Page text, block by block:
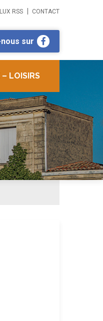
RSS CONTACT
sur
LOISIRS